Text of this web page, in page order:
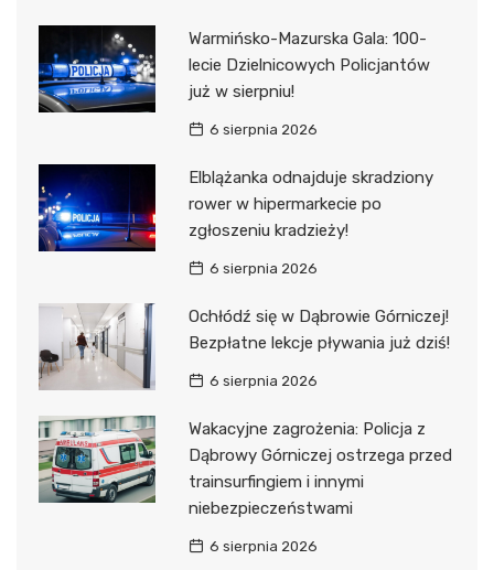
Warmińsko-Mazurska Gala: 100-
lecie Dzielnicowych Policjantów
już w sierpniu!
6 sierpnia 2026
Elblążanka odnajduje skradziony
rower w hipermarkecie po
zgłoszeniu kradzieży!
6 sierpnia 2026
Ochłódź się w Dąbrowie Górniczej!
Bezpłatne lekcje pływania już dziś!
6 sierpnia 2026
Wakacyjne zagrożenia: Policja z
Dąbrowy Górniczej ostrzega przed
trainsurfingiem i innymi
niebezpieczeństwami
6 sierpnia 2026